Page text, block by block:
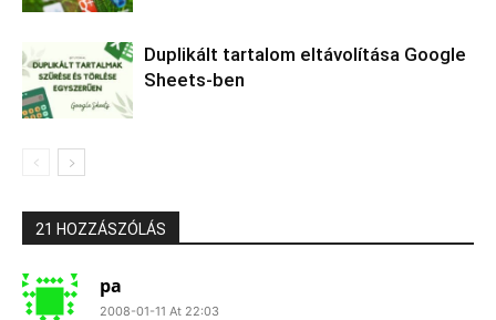
Duplikált tartalom eltávolítása Google
Sheets-ben
21 HOZZÁSZÓLÁS
pa
2008-01-11 At 22:03